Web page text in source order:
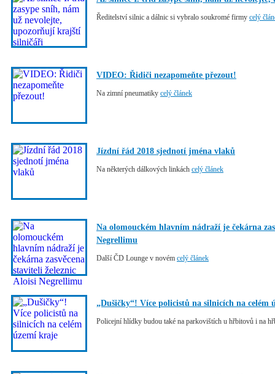
Ředitelství silnic a dálnic si vybralo soukromé firmy celý
VIDEO: Řidiči nezapomeňte přezout!
Na zimní pneumatiky celý článek
Jízdní řád 2018 sjednotí jména vlaků
Na některých dálkových linkách celý článek
Na olomouckém hlavním nádraží je čekárna
Negrellimu
Další ČD Lounge v novém celý článek
„Dušičky“! Více policistů na silnicích na celém
Policejní hlídky budou také na parkovištích u hřbitovů i na